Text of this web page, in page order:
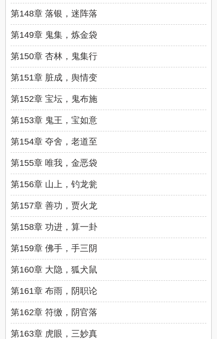
第148章 落银，迷阵落
第149章 鬼集，炼金袋
第150章 杏林，鬼集行
第151章 脏成，舆情变
第152章 宝坛，鬼布施
第153章 鬼王，宝如意
第154章 夺舍，老道至
第155章 唯我，金恶袋
第156章 山上，钓龙瓮
第157章 善功，贾火龙
第158章 功进，算一卦
第159章 佛手，手三阴
第160章 大隐，狐犬鼠
第161章 布雨，阴职论
第162章 符缴，阴官落
第163章 虎眼，三妙真